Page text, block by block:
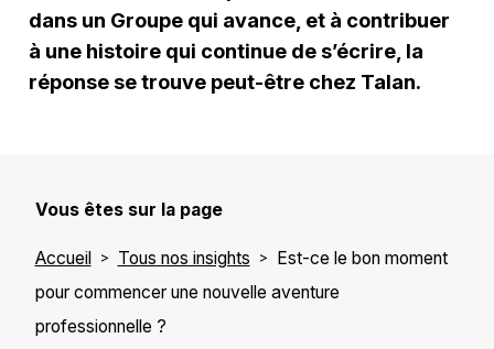
dans un Groupe qui avance, et à contribuer
à une histoire qui continue de s’écrire, la
réponse se trouve peut-être chez Talan.
Vous êtes sur la page
Accueil Tous nos insights
Est-ce le bon moment
pour commencer une nouvelle aventure
professionnelle ?